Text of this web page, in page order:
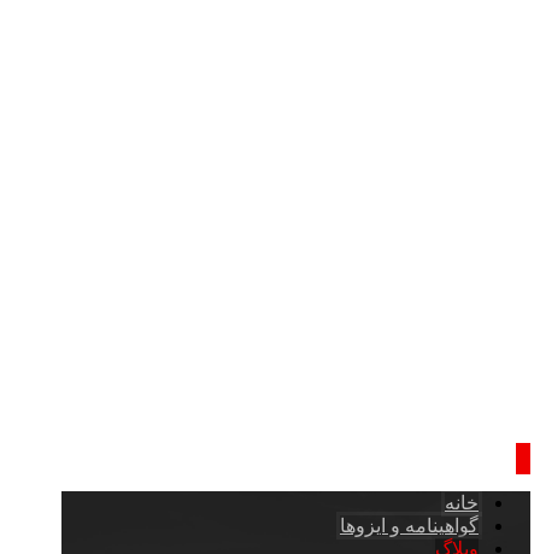
خانه
گواهینامه و ایزوها
وبلاگ